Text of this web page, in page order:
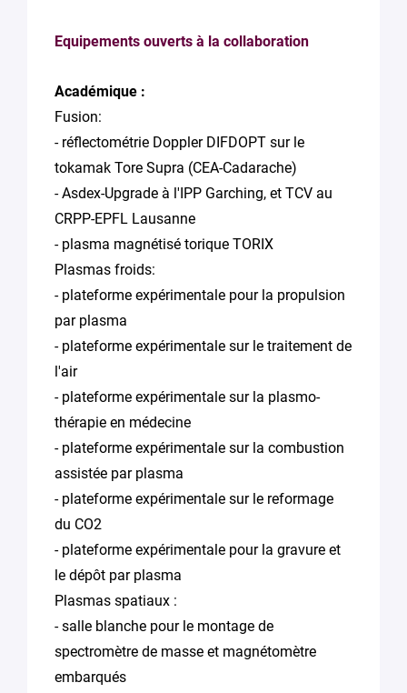
Equipements ouverts à la collaboration
Académique :
Fusion:
- réflectométrie Doppler DIFDOPT sur le
tokamak Tore Supra (CEA-Cadarache)
- Asdex-Upgrade à l'IPP Garching, et TCV au
CRPP-EPFL Lausanne
- plasma magnétisé torique TORIX
Plasmas froids:
- plateforme expérimentale pour la propulsion
par plasma
- plateforme expérimentale sur le traitement de
l'air
- plateforme expérimentale sur la plasmo-
thérapie en médecine
- plateforme expérimentale sur la combustion
assistée par plasma
- plateforme expérimentale sur le reformage
du CO2
- plateforme expérimentale pour la gravure et
le dépôt par plasma
Plasmas spatiaux :
- salle blanche pour le montage de
spectromètre de masse et magnétomètre
embarqués